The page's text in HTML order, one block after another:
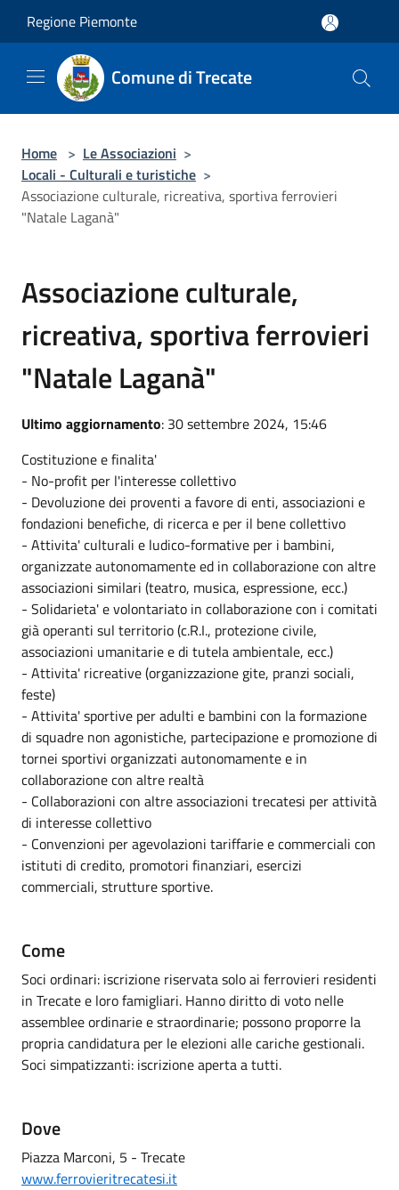
Regione Piemonte
Comune di Trecate
Home > Le Associazioni >
Locali - Culturali e turistiche >
Associazione culturale, ricreativa, sportiva ferrovieri
"Natale Laganà"
Associazione culturale,
ricreativa, sportiva ferrovieri
"Natale Laganà"
Ultimo aggiornamento: 30 settembre 2024, 15:46
Costituzione e finalita'
- No-profit per l'interesse collettivo
- Devoluzione dei proventi a favore di enti, associazioni e
fondazioni benefiche, di ricerca e per il bene collettivo
- Attivita' culturali e ludico-formative per i bambini,
organizzate autonomamente ed in collaborazione con altre
associazioni similari (teatro, musica, espressione, ecc.)
- Solidarieta' e volontariato in collaborazione con i comitati
già operanti sul territorio (c.R.I., protezione civile,
associazioni umanitarie e di tutela ambientale, ecc.)
- Attivita' ricreative (organizzazione gite, pranzi sociali,
feste)
- Attivita' sportive per adulti e bambini con la formazione
di squadre non agonistiche, partecipazione e promozione di
tornei sportivi organizzati autonomamente e in
collaborazione con altre realtà
- Collaborazioni con altre associazioni trecatesi per attività
di interesse collettivo
- Convenzioni per agevolazioni tariffarie e commerciali con
istituti di credito, promotori finanziari, esercizi
commerciali, strutture sportive.
Come
Soci ordinari: iscrizione riservata solo ai ferrovieri residenti
in Trecate e loro famigliari. Hanno diritto di voto nelle
assemblee ordinarie e straordinarie; possono proporre la
propria candidatura per le elezioni alle cariche gestionali.
Soci simpatizzanti: iscrizione aperta a tutti.
Dove
Piazza Marconi, 5 - Trecate
www.ferrovieritrecatesi.it